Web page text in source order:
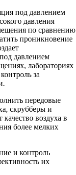
под давлением
давления
по сравнению
проникновение
давлением
лабораториях
за
передовые
скрубберы и
воздуха в
более мелких
и контроль
их